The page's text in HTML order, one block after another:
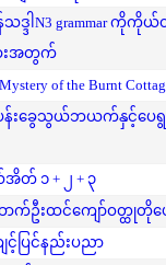
သဒ္ဒါN3 grammar
းအတွက်
of the Burnt
န်းခွေသွယ်ဘယက်နှင့်ပေရွ
တ် ၁ + ၂ + ၃
က်ဦးထင်ကျော်ဝတ္ထုတိုပေ
ပြင်နည်းပညာ